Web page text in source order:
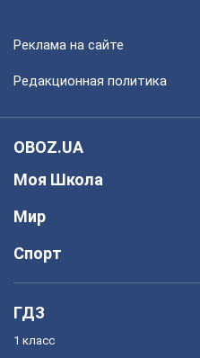
Реклама на сайте
Редакционная политика
OBOZ.UA
Моя Школа
Мир
Спорт
ГДЗ
1 класс